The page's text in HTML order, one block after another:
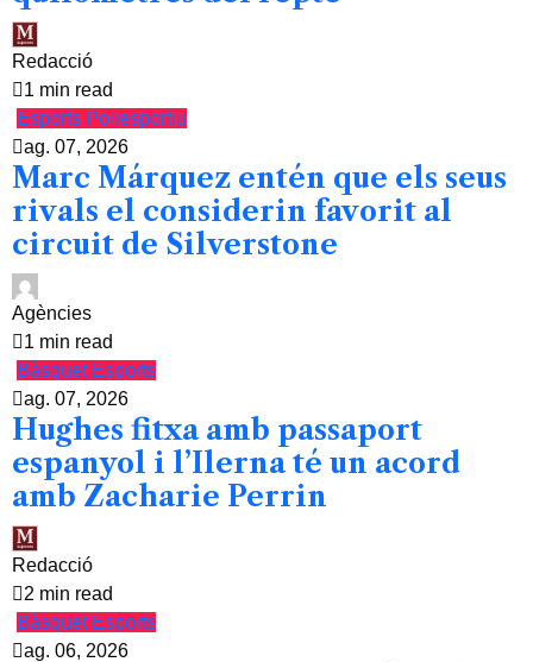
Redacció
1 min read
Esports Poliesportiu
ag. 07, 2026
Marc Márquez entén que els seus
rivals el considerin favorit al
circuit de Silverstone
Agències
1 min read
Bàsquet Esports
ag. 07, 2026
Hughes fitxa amb passaport
espanyol i l’Ilerna té un acord
amb Zacharie Perrin
Redacció
2 min read
Bàsquet Esports
ag. 06, 2026